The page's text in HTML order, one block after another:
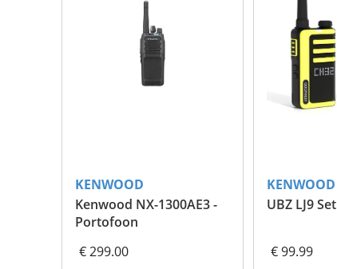
KENWOOD
Kenwood NX-1300AE3 -
Portofoon
€ 299.00
KENWOOD
UBZ LJ9 Set
€ 99.99